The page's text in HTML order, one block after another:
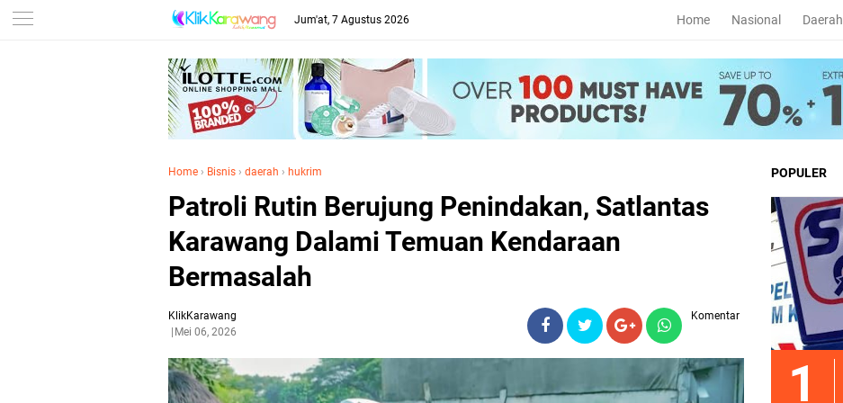
Jum'at, 7 Agustus 2026 Home Nasional Daerah
Home › Bisnis › daerah › hukrim
Patroli Rutin Berujung Penindakan, Satlantas
Karawang Dalami Temuan Kendaraan
Bermasalah
KlikKarawang
Mei 06, 2026
Komentar
POPULER